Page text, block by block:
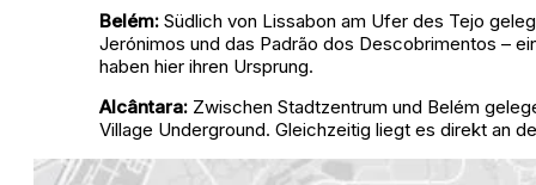
Belém: Südlich von Lissabon am Ufer des Tejo
Jerónimos und das Padrão dos Descobrimentos –
haben hier ihren Ursprung.
Alcântara: Zwischen Stadtzentrum und Belém
Village Underground. Gleichzeitig liegt es direkt an